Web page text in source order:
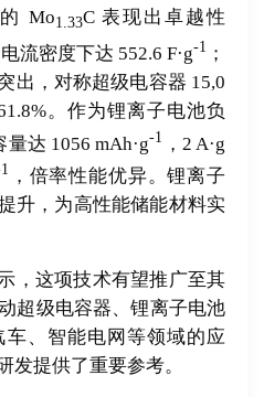
Mo1.33C 表现出卓越性
电流密度下达 552.6 F·g-1
；
出，对称超级电容器 15,0
。作为锂离子电池负
量达 1056 mAh·g-1 ，2 A·g
，倍率性能优异。锂离子
升，为高性能储能材料实
，这项技术有望推广至其
超级电容器、锂离子电池
、智能电网等领域的应
发提供了重要参考。